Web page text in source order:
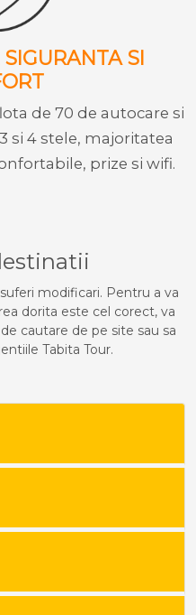
SI
de 70 de autocare si
si 4 stele, majoritatea
prize si wifi.
modificari. Pentru a va
dorita este cel corect, va
cautare de pe site sau sa
Tabita Tour.